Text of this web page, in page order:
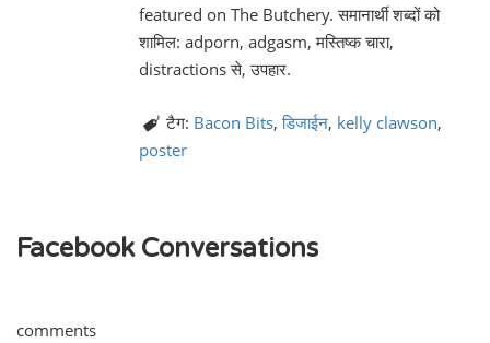
featured on The Butchery. समानार्थी शब्दों को
शामिल: adporn, adgasm, मस्तिष्क चारा,
distractions से, उपहार.
टैग: Bacon Bits,डिजाईन, kelly clawson,
poster
Facebook Conversations
comments